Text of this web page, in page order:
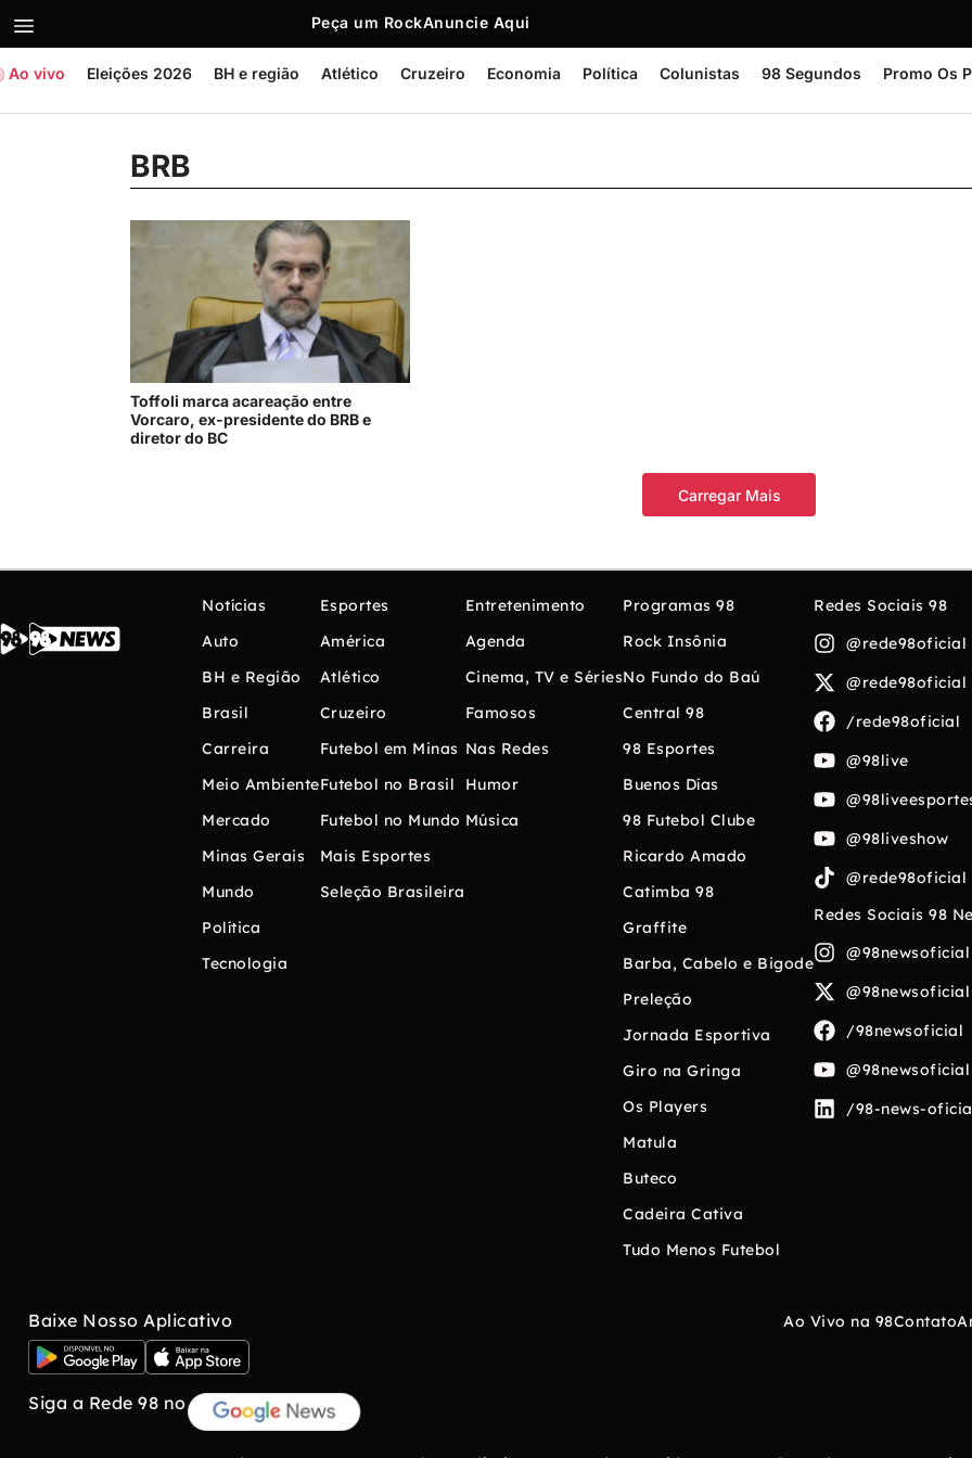
Peça um RockAnuncie Aqui
Ao vivo Eleições 2026 BH e região Atlético Cruzeiro Economia Política Colunistas 98 Segundos Promo Os
BRB
Toffoli marca acareação entre
Vorcaro, ex-presidente do BRB e
diretor do BC
Carregar Mais
Notícias
Auto
BH e Região
Brasil
Carreira
Meio Ambiente
Mercado
Minas Gerais
Mundo
Política
Tecnologia
Esportes
América
Atlético
Cruzeiro
Futebol em Minas
Futebol no Brasil
Futebol no Mundo
Mais Esportes
Seleção Brasileira
Entretenimento
Agenda
Cinema, TV e Séries
Famosos
Nas Redes
Humor
Música
Programas 98
Rock Insônia
No Fundo do Baú
Central 98
98 Esportes
Buenos Días
98 Futebol Clube
Ricardo Amado
Catimba 98
Graffite
Barba, Cabelo e Bigode
Preleção
Jornada Esportiva
Giro na Gringa
Os Players
Matula
Buteco
Cadeira Cativa
Tudo Menos Futebol
Redes Sociais 98
@rede98oficial
@rede98oficial
/rede98oficial
@98live
@98liveshow
@rede98oficial
Redes Sociais 98
@98newsoficial
@98newsoficial
/98newsoficial
@98newsoficial
/98-news-
Baixe Nosso Aplicativo
Siga a Rede 98 no
Ao Vivo na 98Contato